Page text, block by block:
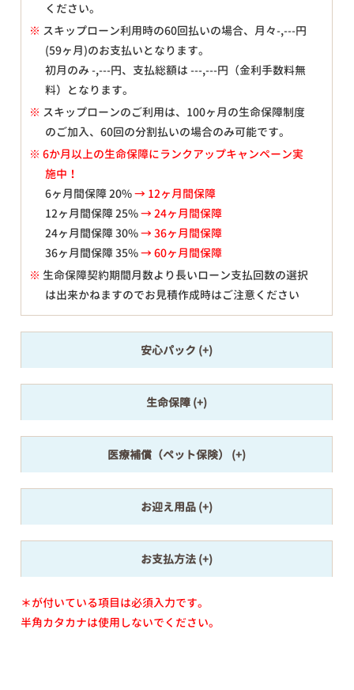
ください。
※ スキップローン利用時の60回払いの場合、月々-,---円
(59ヶ月)のお支払いとなります。
初月のみ-,---円、支払総額は---,---円（金利手数料無
料）となります。
※ スキップローンのご利用は、100ヶ月の生命保障制度
のご加入、60回の分割払いの場合のみ可能です。
※ 6か月以上の生命保障にランクアップキャンペーン実
施中！
6ヶ月間保障 20%→ 12ヶ月間保障
12ヶ月間保障 25%→ 24ヶ月間保障
24ヶ月間保障 30%→ 36ヶ月間保障
36ヶ月間保障 35%→ 60ヶ月間保障
※ 生命保障契約期間月数より長いローン支払回数の選択
は出来かねますのでお見積作成時はご注意ください
安心パック
生命保障
医療補償（ペット保険）
お迎え用品
お支払方法
＊が付いている項目は必須入力です。
半角カタカナは使用しないでください。